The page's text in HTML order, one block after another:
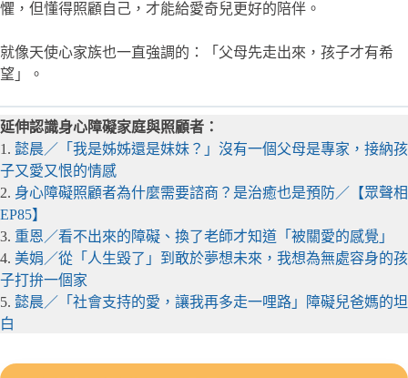
懼，但懂得照顧自己，才能給愛奇兒更好的陪伴。
就像天使心家族也一直強調的：「父母先走出來，孩子才有希
望」。
延伸認識身心障礙家庭與照顧者：
1. 懿晨／「我是姊姊還是妹妹？」沒有一個父母是專家，接納孩
子又愛又恨的情感
2. 身心障礙照顧者為什麼需要諮商？是治癒也是預防／【眾聲相
EP85】
3. 重恩／看不出來的障礙、換了老師才知道「被關愛的感覺」
4. 美娟／從「人生毀了」到敢於夢想未來，我想為無處容身的孩
子打拚一個家
5. 懿晨／「社會支持的愛，讓我再多走一哩路」障礙兒爸媽的坦
白